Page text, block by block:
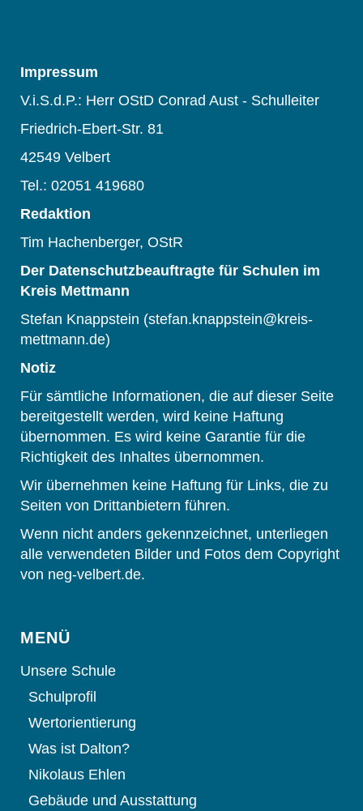
Impressum
V.i.S.d.P.: Herr OStD Conrad Aust - Schulleiter
Friedrich-Ebert-Str. 81
42549 Velbert
Tel.: 02051 419680
Redaktion
Tim Hachenberger, OStR
Der Datenschutzbeauftragte für Schulen im
Kreis Mettmann
Stefan Knappstein (stefan.knappstein@kreis-
mettmann.de)
Notiz
Für sämtliche Informationen, die auf dieser Seite
bereitgestellt werden, wird keine Haftung
übernommen. Es wird keine Garantie für die
Richtigkeit des Inhaltes übernommen.
Wir übernehmen keine Haftung für Links, die zu
Seiten von Drittanbietern führen.
Wenn nicht anders gekennzeichnet, unterliegen
alle verwendeten Bilder und Fotos dem Copyright
von neg-velbert.de.
MENÜ
Unsere Schule
Schulprofil
Wertorientierung
Was ist Dalton?
Nikolaus Ehlen
Gebäude und Ausstattung